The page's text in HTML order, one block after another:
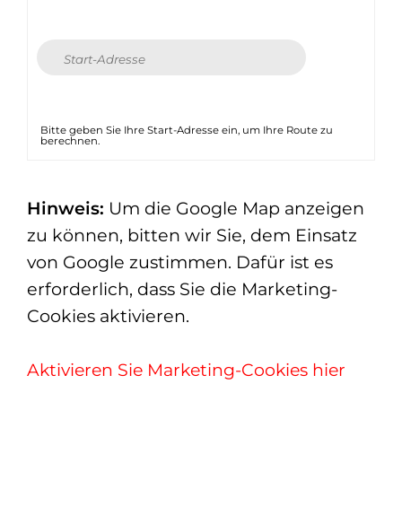
Bitte geben Sie Ihre Start-Adresse ein, um Ihre Route zu
berechnen.
Hinweis: Um die Google Map anzeigen
zu können, bitten wir Sie, dem Einsatz
von Google zustimmen. Dafür ist es
erforderlich, dass Sie die Marketing-
Cookies aktivieren.
Aktivieren Sie Marketing-Cookies hier